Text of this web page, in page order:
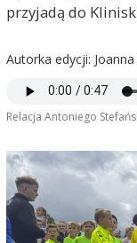
przyjadą do
Autorka edycji:
Relacja Antoniego